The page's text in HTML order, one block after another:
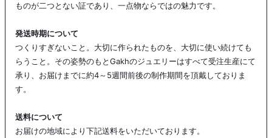
4月 ダイヤモンド： 永遠の輝き、無垢な愛
6月 ムーンストーン： 月の神秘、優しい感受性
7月 ルビー： 情熱の赤、勝利の証
8月 ペリドット： 太陽の輝き、希望の光
9月 サファイア： 誠実な心、揺るがぬ誓い
10月 グリーントルマリン： 内なる平和、しなやかな強さ
12月 タンザナイト： 人生を導く、叡智の輝き
ものが二つとない証であり、一点物ならではの魅力です。
発送時期について
つくりすぎないこと。大切に作られたものを、大切に使い続けても
らうこと。その姿勢のもとGakhのジュエリーはすべて受注生産にて
承り、お届けまでに約4～5週間前後の制作期間を頂戴しておりま
す。
送料について
お届けの地域により下記送料をいただいております。